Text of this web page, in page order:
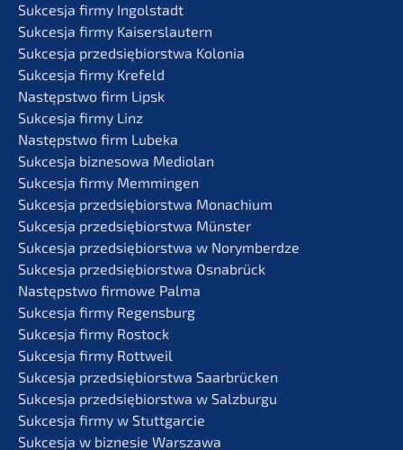
Sukces­ja firmy Ingolstadt
Sukces­ja firmy Kaiserslautern
Sukces­ja przedsię­bi­orst­wa Kolonia
Sukces­ja firmy Krefeld
Następst­wo firm Lipsk
Sukces­ja firmy Linz
Następst­wo firm Lubeka
Sukces­ja bizne­so­wa Mediolan
Sukces­ja firmy Memmingen
Sukces­ja przedsię­bi­orst­wa Monachium
Sukces­ja przedsię­bi­orst­wa Münster
Sukces­ja przedsię­bi­orst­wa w Norymberdze
Sukces­ja przedsię­bi­orst­wa Osnabrück
Następst­wo firmo­we Palma
Sukces­ja firmy Regensburg
Sukces­ja firmy Rostock
Sukces­ja firmy Rottweil
Sukces­ja przedsię­bi­orst­wa Saarbrücken
Sukces­ja przedsię­bi­orst­wa w Salzburgu
Sukces­ja firmy w Stuttgarcie
Sukces­ja w bizne­sie Warszawa